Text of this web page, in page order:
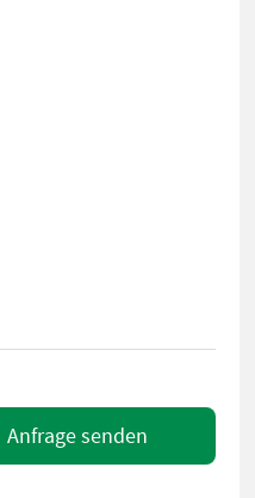
bis zu 5.000 kg -
Anfrage senden